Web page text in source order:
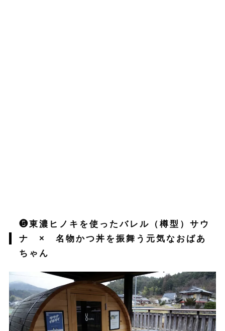
❺東濃ヒノキを使ったバレル（樽型）サウ
ナ × 名物かつ丼を振舞う元気なおばあ
ちゃん